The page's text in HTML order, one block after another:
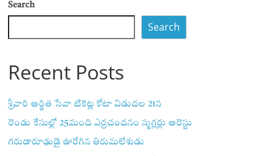
Search
Search
Recent Posts
శ్రీవారి ఆర్జిత సేవా టికెట్ల కోటా విడుదల 21న
రెండు కేసుల్లో 25మంది ఎర్రచందనం స్మగ్లర్లు అరెస్టు
గరుడారూఢుడై ఊరేగిన తిరుమలేశుడు